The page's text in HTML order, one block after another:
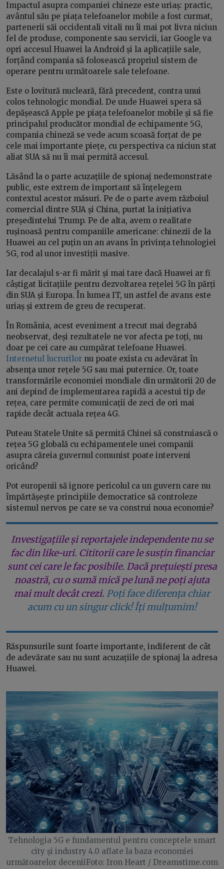
Impactul asupra companiei chineze este uriaș: practic,
avântul său pe piața telefoanelor mobile a fost curmat,
partenerii săi occidentali vitali nu îi mai pot livra niciun
fel de produse, componente sau servicii, iar Google va
opri accesul Huawei la Android și la aplicațiile sale,
forțând compania să folosească propriul sistem de
operare pentru următoarele sale telefoane.
Este o lovitură nucleară, fără precedent, contra unui
colos tehnologic mondial. De unde Huawei spera să
depășească Apple pe piața telefoanelor mobile și să fie
principalul producător mondial de echipamente 5G,
compania chineză se vede acum scoasă forțat de pe
cele mai importante piețe, cu perspectiva ca niciun stat
aliat SUA să nu îi mai permită accesul.
Lăsând la o parte acuzațiile de spionaj nedemonstrate
public, este extrem de important să înțelegem
contextul acestor măsuri. Pe de o parte avem războiul
comercial dintre SUA și China, purtat la inițiativa
președintelui Trump. Pe de alta, avem o realitate
rușinoasă pentru companiile americane: chinezii de la
Huawei au cel puțin un an avans în privința tehnologiei
5G, rod al unor investiții masive.
Iar decalajul s-ar fi mărit și mai tare dacă Huawei ar fi
câștigat licitațiile pentru dezvoltarea rețelei 5G în părți
din SUA și Europa. În lumea IT, un astfel de avans este
uriaș și extrem de greu de recuperat.
În România, acest eveniment a trecut mai degrabă
neobservat, deși rezultatele ne vor afecta pe toți, nu
doar pe cei care au cumpărat telefoane Huawei.
Internetul lucrurilor nu poate exista cu adevărat în
absența unor rețele 5G sau mai puternice. Or, toate
transformările economiei mondiale din următorii 20 de
ani depind de implementarea rapidă a acestui tip de
rețea, care permite comunicații de zeci de ori mai
rapide decât actuala rețea 4G.
Puteau Statele Unite să permită Chinei să construiască o
rețea 5G globală cu echipamentele unei companii
asupra căreia guvernul comunist poate interveni
oricând?
Pot europenii să ignore pericolul ca un guvern care nu
împărtășește principiile democratice să controleze
sistemul nervos pe care se va construi noua economie?
Investigațiile și reportajele independente nu se
fac din like-uri. Cititorii care le susțin financiar
sunt cei care le fac posibile. Dacă prețuiești presa
noastră, cu o sumă mică pe lună ne poți ajuta
mai mult decât crezi. Poți face diferența chiar
acum cu un singur click! Îți mulțumim!
Răspunsurile sunt foarte importante, indiferent de cât
de adevărate sau nu sunt acuzațiile de spionaj la adresa
Huawei.
Tehnologia 5G e fundamentul pentru conceptele smart
city și industry 4.0 aflate la baza economiei
următoarelor deceniiFoto: Iron Heart / Dreamstime.com